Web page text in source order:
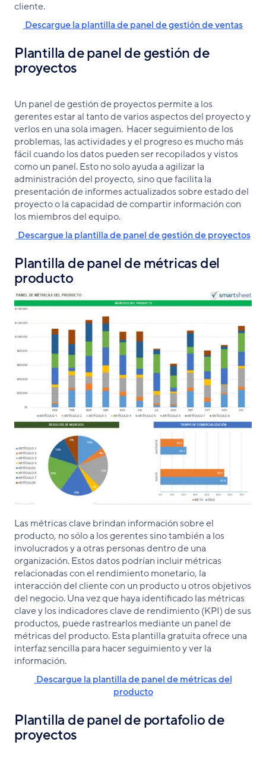
cliente.
Descargue la plantilla de panel de gestión de ventas
Plantilla de panel de gestión de
proyectos
Un panel de gestión de proyectos permite a los
gerentes estar al tanto de varios aspectos del proyecto y
verlos en una sola imagen. Hacer seguimiento de los
problemas, las actividades y el progreso es mucho más
fácil cuando los datos pueden ser recopilados y vistos
como un panel. Esto no solo ayuda a agilizar la
administración del proyecto, sino que facilita la
presentación de informes actualizados sobre estado del
proyecto o la capacidad de compartir información con
los miembros del equipo.
Descargue la plantilla de panel de gestión de proyectos
Plantilla de panel de métricas del
producto
Las métricas clave brindan información sobre el
producto, no sólo a los gerentes sino también a los
involucrados y a otras personas dentro de una
organización. Estos datos podrían incluir métricas
relacionadas con el rendimiento monetario, la
interacción del cliente con un producto u otros objetivos
del negocio. Una vez que haya identificado las métricas
clave y los indicadores clave de rendimiento (KPI) de sus
productos, puede rastrearlos mediante un panel de
métricas del producto. Esta plantilla gratuita ofrece una
interfaz sencilla para hacer seguimiento y ver la
información.
Descargue la plantilla de panel de métricas del
producto
Plantilla de panel de portafolio de
proyectos